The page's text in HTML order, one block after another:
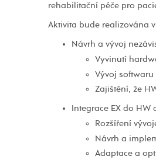
rehabilitační péče pro
Aktivita bude realizována
Návrh a vývoj
Vyvinutí
Vývoj
Zajištění, že
Integrace EX do
Rozšíření
Návrh a
Adaptace a